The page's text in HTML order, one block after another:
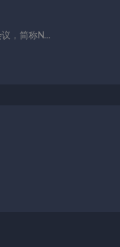
，简称N...